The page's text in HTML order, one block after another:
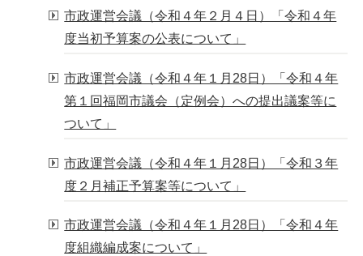
市政運営会議（令和４年２月４日）「令和４年
度当初予算案の公表について」
市政運営会議（令和４年１月28日）「令和４年
第１回福岡市議会（定例会）への提出議案等に
ついて」
市政運営会議（令和４年１月28日）「令和３年
度２月補正予算案等について」
市政運営会議（令和４年１月28日）「令和４年
度組織編成案について」